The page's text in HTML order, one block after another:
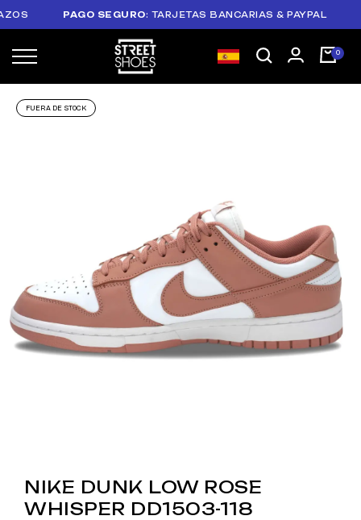
PAGO SEGURO: TARJETAS BANCARIAS & PAYPAL
FUERA DE STOCK
NIKE DUNK LOW ROSE
WHISPER DD1503-118